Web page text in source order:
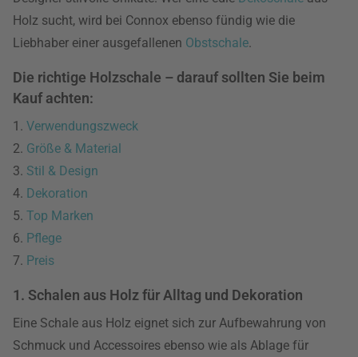
Holz sucht, wird bei Connox ebenso fündig wie die
Liebhaber einer ausgefallenen Obstschale.
Die richtige Holzschale – darauf sollten Sie beim
Kauf achten:
1. Verwendungszweck
2. Größe & Material
3. Stil & Design
4. Dekoration
5. Top Marken
6. Pflege
7. Preis
1. Schalen aus Holz für Alltag und Dekoration
Eine Schale aus Holz eignet sich zur Aufbewahrung von
Schmuck und Accessoires ebenso wie als Ablage für